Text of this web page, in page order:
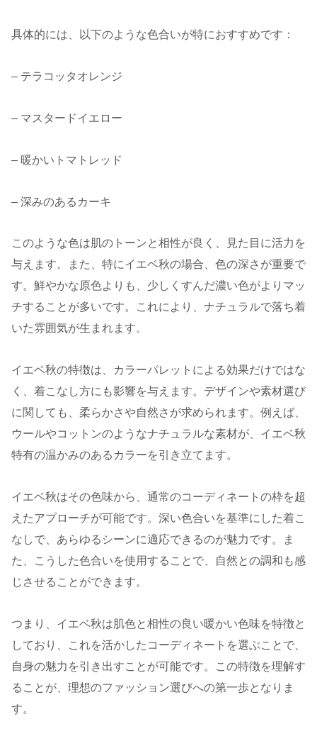
具体的には、以下のような色合いが特におすすめです：
– テラコッタオレンジ
– マスタードイエロー
– 暖かいトマトレッド
– 深みのあるカーキ
このような色は肌のトーンと相性が良く、見た目に活力を
与えます。また、特にイエベ秋の場合、色の深さが重要で
す。鮮やかな原色よりも、少しくすんだ濃い色がよりマッ
チすることが多いです。これにより、ナチュラルで落ち着
いた雰囲気が生まれます。
イエベ秋の特徴は、カラーパレットによる効果だけではな
く、着こなし方にも影響を与えます。デザインや素材選び
に関しても、柔らかさや自然さが求められます。例えば、
ウールやコットンのようなナチュラルな素材が、イエベ秋
特有の温かみのあるカラーを引き立てます。
イエベ秋はその色味から、通常のコーディネートの枠を超
えたアプローチが可能です。深い色合いを基準にした着こ
なしで、あらゆるシーンに適応できるのが魅力です。ま
た、こうした色合いを使用することで、自然との調和も感
じさせることができます。
つまり、イエベ秋は肌色と相性の良い暖かい色味を特徴と
しており、これを活かしたコーディネートを選ぶことで、
自身の魅力を引き出すことが可能です。この特徴を理解す
ることが、理想のファッション選びへの第一歩となりま
す。